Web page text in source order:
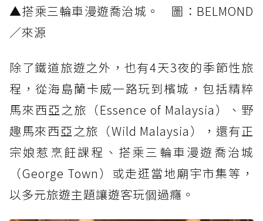
▲搭乘三輪車漫遊喬治城。 圖：BELMOND
／來源
除了鐵道旅遊之外，也有4天3夜的季節性旅
程，從海島蘭卡威一路玩到檳城，包括精粹
馬來西亞之旅（Essence of Malaysia）、野
趣馬來西亞之旅（Wild Malaysia），還有正
宗娘惹烹飪課程、搭乘三輪車漫遊喬治城
（George Town）或走逛當地廟宇市集等，
以多元旅遊主題讓遊客玩個過癮。